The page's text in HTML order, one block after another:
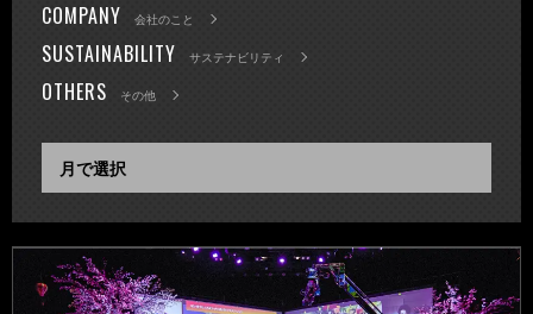
COMPANY 会社のこと
SUSTAINABILITY サステナビリティ
OTHERS その他